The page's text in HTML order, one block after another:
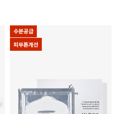
수분공급
피부톤개선